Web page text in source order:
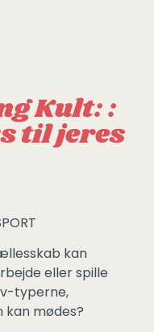
Kult: :
til jeres
kan
eller spille
typerne,
mødes?